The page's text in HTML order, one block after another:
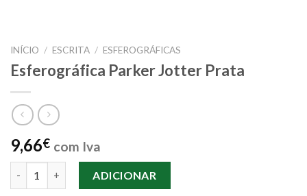
INÍCIO / ESCRITA / ESFEROGRÁFICAS
Esferográfica Parker Jotter Prata
9,66€ com Iva
ADICIONAR